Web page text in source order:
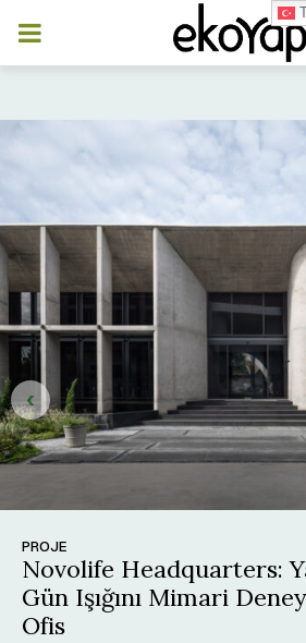
PROJE
Novolife Headquarters:
Gün Işığını Mimari
Ofis